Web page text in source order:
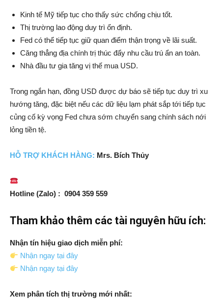
Kinh tế Mỹ tiếp tục cho thấy sức chống chịu tốt.
Thị trường lao động duy trì ổn định.
Fed có thể tiếp tục giữ quan điểm thận trọng về lãi suất.
Căng thẳng địa chính trị thúc đẩy nhu cầu trú ẩn an toàn.
Nhà đầu tư gia tăng vị thế mua USD.
Trong ngắn hạn, đồng USD được dự báo sẽ tiếp tục duy trì xu
hướng tăng, đặc biệt nếu các dữ liệu lạm phát sắp tới tiếp tục
củng cố kỳ vọng Fed chưa sớm chuyển sang chính sách nới
lỏng tiền tệ.
HỖ TRỢ KHÁCH HÀNG: Mrs. Bích Thủy
Hotline (Zalo) : 0904 359 559
Tham khảo thêm các tài nguyên hữu ích:
Nhận tín hiệu giao dịch miễn phí:
Nhận ngay tại đây
Nhận ngay tại đây
Xem phân tích thị trường mới nhất: